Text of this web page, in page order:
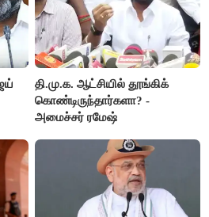
தி.மு.க. ஆட்சியில் தூங்கிக்
கொண்டிருந்தார்களா? -
அமைச்சர் ரமேஷ்